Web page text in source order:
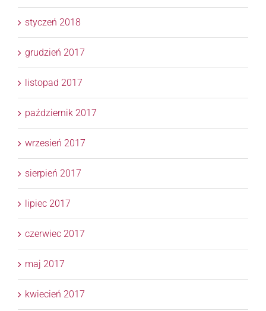
styczeń 2018
grudzień 2017
listopad 2017
październik 2017
wrzesień 2017
sierpień 2017
lipiec 2017
czerwiec 2017
maj 2017
kwiecień 2017